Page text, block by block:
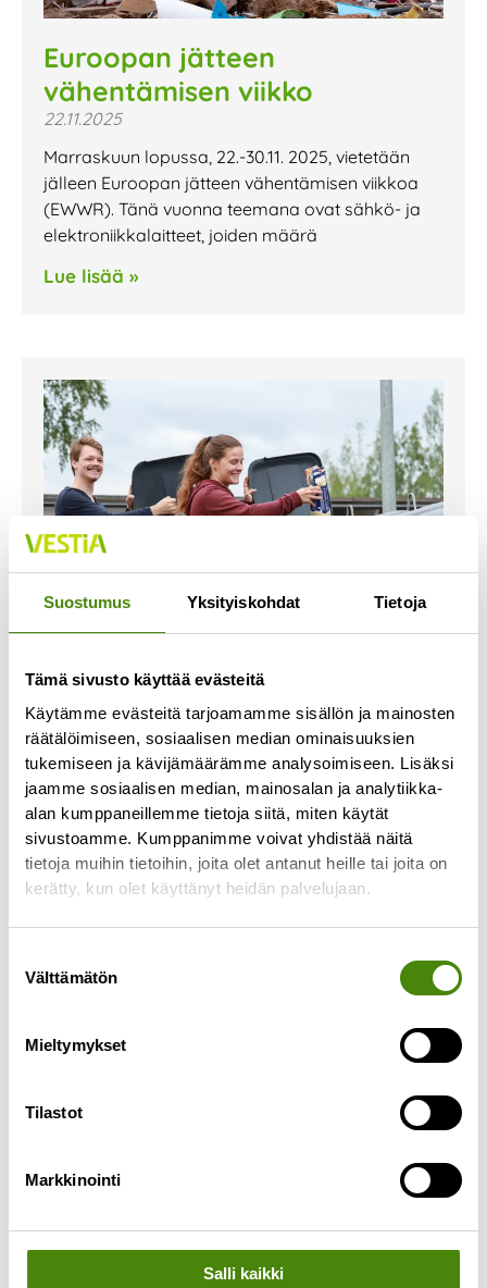
Suostumus Yksityiskohdat Tietoja
Tämä sivusto käyttää evästeitä
Käytämme evästeitä tarjoamamme sisällön ja mainosten
räätälöimiseen, sosiaalisen median ominaisuuksien
tukemiseen ja kävijämäärämme analysoimiseen. Lisäksi
jaamme sosiaalisen median, mainosalan ja analytiikka-
alan kumppaneillemme tietoja siitä, miten käytät
sivustoamme. Kumppanimme voivat yhdistää näitä
tietoja muihin tietoihin, joita olet antanut heille tai joita on
kerätty, kun olet käyttänyt heidän palvelujaan.
valinta
Välttämätön
Mieltymykset
Tilastot
Markkinointi
Salli kaikki
Euroopan jätteen
vähentämisen viikko
22.11.2025
Marraskuun lopussa, 22.-30.11. 2025, vietetään
jälleen Euroopan jätteen vähentämisen viikkoa
(EWWR). Tänä vuonna teemana ovat sähkö- ja
elektroniikkalaitteet, joiden määrä
Lue lisää »
Taloyhtiöitä koskevat
pakkausjätteiden
tuottajavastuukorvaukset
21.11.2025
Pakkausjätteiden tuottajavastuujärjestelmän
mukaisia korvauksia vuosilta 2023 ja 2024 tullaan
hyvittämään taloyhtiöille alennuksina
Lue lisää »